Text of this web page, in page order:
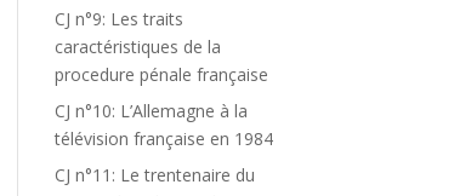
CJ n°9: Les traits
caractéristiques de la
procedure pénale française
CJ n°10: L’Allemagne à la
télévision française en 1984
CJ n°11: Le trentenaire du